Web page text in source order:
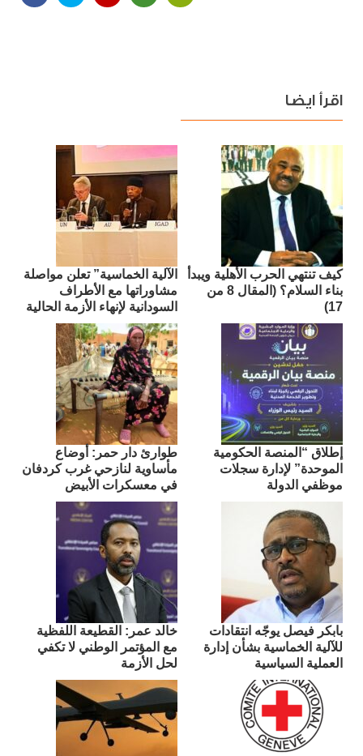
اقرأ ايضا
كيف تنتهي الحرب الأهلية ويبدأ
بناء السلام؟ (المقال 8 من
17)
الآلية الخماسية” تعلن مواصلة
مشاوراتها مع الأطراف
السودانية لإنهاء الأزمة الحالية
إطلاق “المنصة الحكومية
الموحدة” لإدارة سجلات
موظفي الدولة
طوارئ دار حمر: أوضاع
مأساوية لنازحي غرب كردفان
في معسكرات الأبيض
بابكر فيصل يوجّه انتقادات
للآلية الخماسية بشأن إدارة
العملية السياسية
​خالد عمر: القطيعة اللفظية
مع المؤتمر الوطني لا تكفي
لحل الأزمة